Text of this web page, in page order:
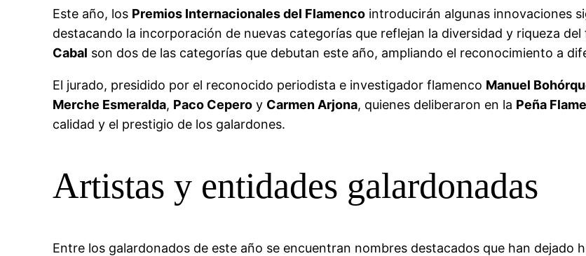
Este año, los Premios Internacionales del Flamenco introducirán algunas innovaciones
destacando la incorporación de nuevas categorías que reflejan la diversidad y riqueza del
Cabal son dos de las categorías que debutan este año, ampliando el reconocimiento a
El jurado, presidido por el reconocido periodista e investigador flamenco Manuel
Merche Esmeralda, Paco Cepero y Carmen Arjona, quienes deliberaron en la Peña
calidad y el prestigio de los galardones.
Artistas y entidades galardonadas
Entre los galardonados de este año se encuentran nombres destacados que han dejado